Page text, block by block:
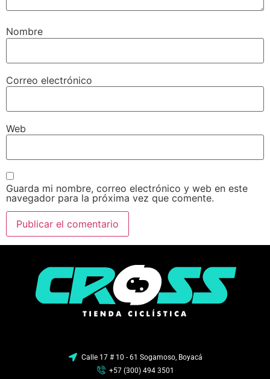
Nombre
Correo electrónico
Web
Guarda mi nombre, correo electrónico y web en este
navegador para la próxima vez que comente.
Calle 17 # 10 - 61 Sogamoso, Boyacá
+57 (300) 494 3501